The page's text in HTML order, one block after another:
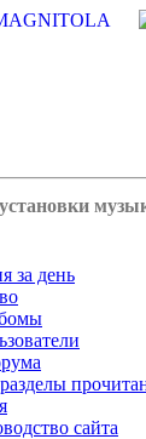
за день
сайта